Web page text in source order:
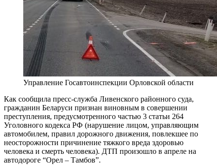
Управление Госавтоинспекции Орловской области
Как сообщила пресс-служба Ливенского районного суда,
гражданин Беларуси признан виновным в совершении
преступления, предусмотренного частью 3 статьи 264
Уголовного кодекса РФ (нарушение лицом, управляющим
автомобилем, правил дорожного движения, повлекшее по
неосторожности причинение тяжкого вреда здоровью
человека и смерть человека). ДТП произошло в апреле на
автодороге “Орел – Тамбов”.